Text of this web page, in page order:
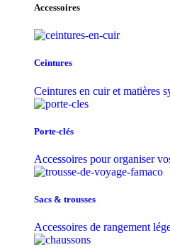
Accessoires
Ceintures
Ceintures en cuir et matières
Porte-clés
Accessoires pour organiser
Sacs & trousse​s
Accessoires de rangement